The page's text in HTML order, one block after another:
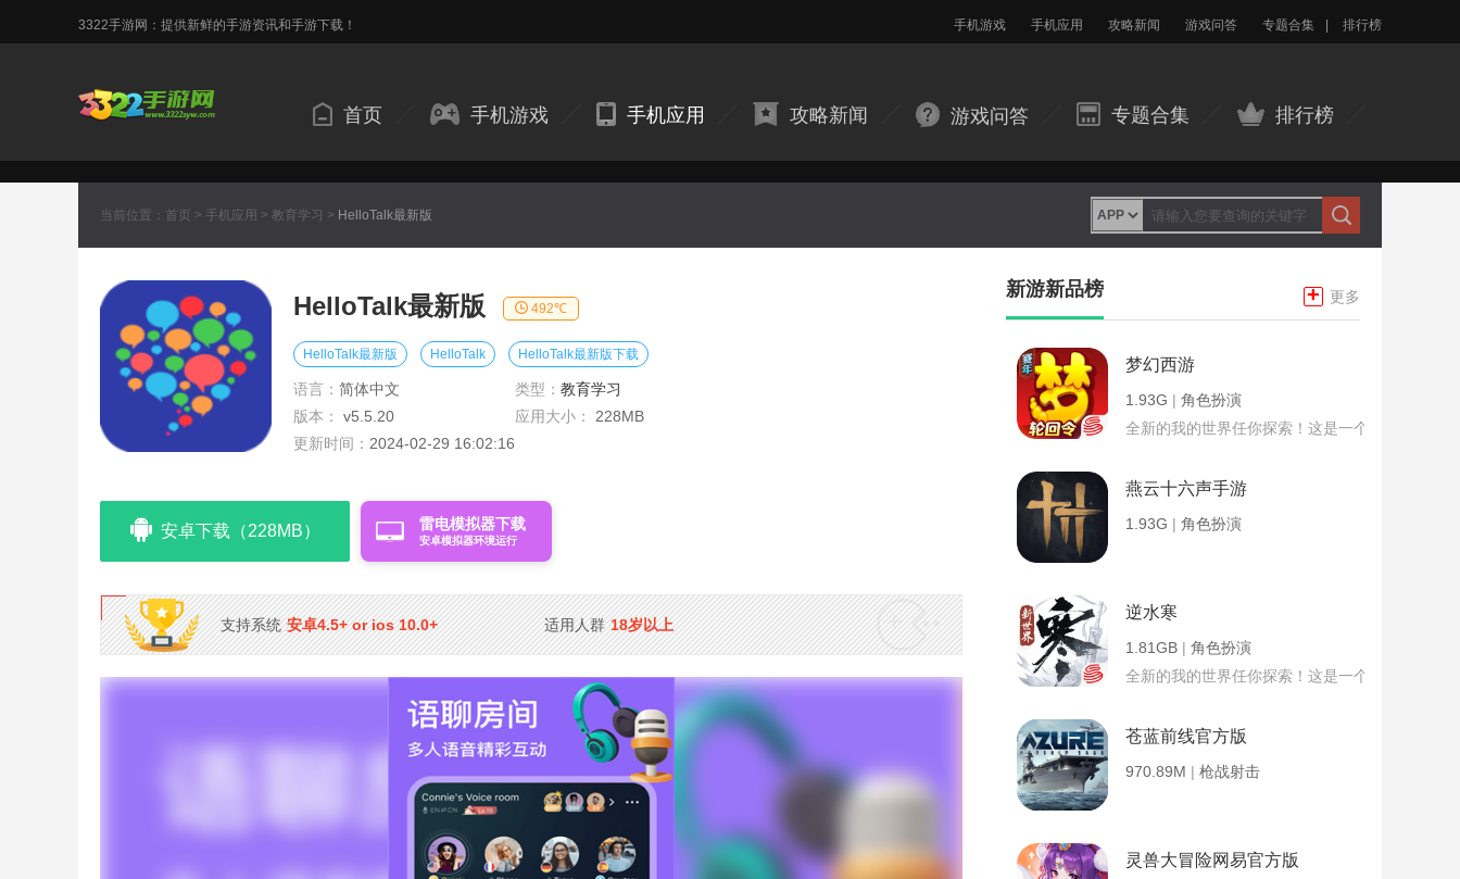
3322手游网：提供新鲜的手游资讯和手游下载！ 手机游戏 手机应用 攻略新闻 游戏问答 专题合集 排行榜
首页 手机游戏 手机应用 攻略新闻 游戏问答 专题合集 排行榜
当前位置： 首页 > 手机应用 > 教育学习 > HelloTalk最新版
HelloTalk最新版 492℃
HelloTalk最新版 HelloTalk HelloTalk最新版下载
语言： 简体中文 类型： 教育学习
版本：
v5.5.20 应用大小：
228MB
更新时间： 2024-02-29 16:02:16
安卓下载（228MB） 雷电模拟器下载
安卓模拟器环境运行
支持系统 安卓4.5+ or ios 10.0+ 适用人群 18岁以上
新游新品榜 + 更多
梦幻西游
1.93G | 角色扮演
全新的我的世界任你探索！这是一个小提示字段。
燕云十六声手游
1.93G | 角色扮演
逆水寒
1.81GB | 角色扮演
全新的我的世界任你探索！这是一个小提示字段。
苍蓝前线官方版
970.89M | 枪战射击
灵兽大冒险网易官方版